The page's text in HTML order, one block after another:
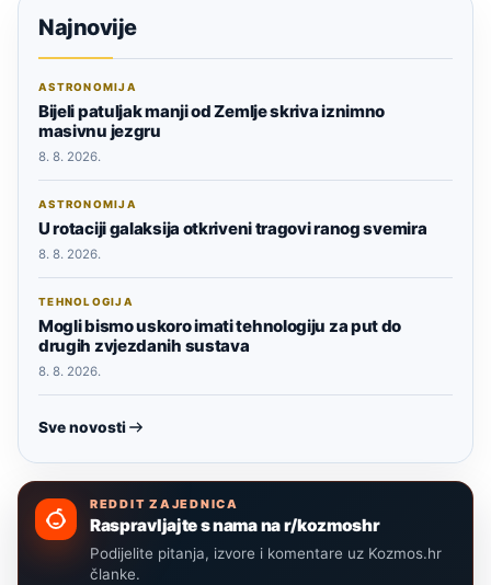
Najnovije
ASTRONOMIJA
Bijeli patuljak manji od Zemlje skriva iznimno
masivnu jezgru
8. 8. 2026.
ASTRONOMIJA
U rotaciji galaksija otkriveni tragovi ranog svemira
8. 8. 2026.
TEHNOLOGIJA
Mogli bismo uskoro imati tehnologiju za put do
drugih zvjezdanih sustava
8. 8. 2026.
Sve novosti
REDDIT ZAJEDNICA
Raspravljajte s nama na r/kozmoshr
Podijelite pitanja, izvore i komentare uz Kozmos.hr
članke.